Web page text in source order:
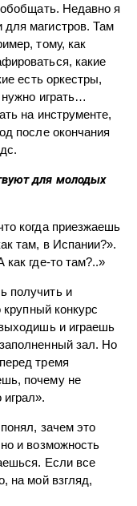
Недавно я
для магистров. Там
тому, как
какие
есть оркестры,
нужно играть…
на инструменте,
после окончания
для молодых
когда приезжаешь
там, в Испании?».
где-то там?..»
получить и
крупный конкурс
и играешь
зал. Но
тремя
почему не
зачем это
и возможность
Если все
на мой взгляд,